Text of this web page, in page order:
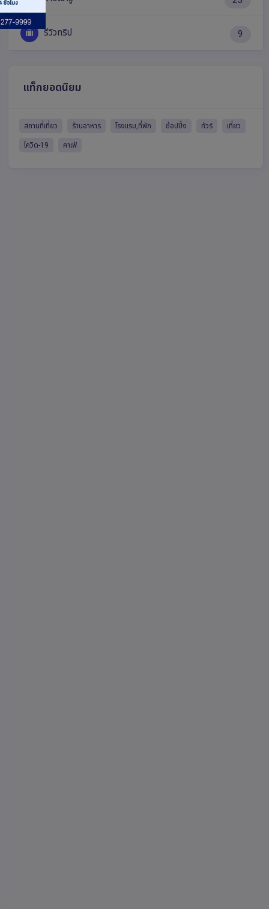
รีวิวทริป 9
แท็กยอดนิยม
สถานที่เที่ยว ร้านอาหาร โรงแรม,ที่พัก ช้อปปิ้ง ทัวร์ เที่ยว
โควิด-19 คาเฟ่